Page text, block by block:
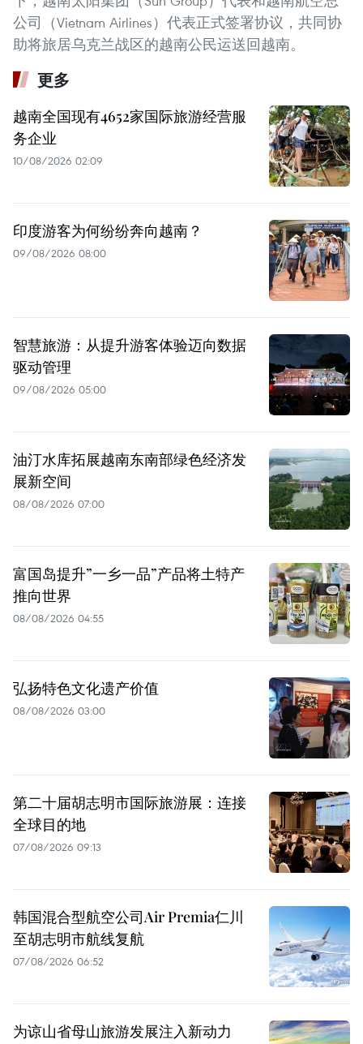
公司（Vietnam Airlines）代表正式签署协议，共同协
助将旅居乌克兰战区的越南公民运送回越南。
更多
越南全国现有4652家国际旅游经营服
务企业
10/08/2026 02:09
印度游客为何纷纷奔向越南？
09/08/2026 08:00
智慧旅游：从提升游客体验迈向数据
驱动管理
09/08/2026 05:00
油汀水库拓展越南东南部绿色经济发
展新空间
08/08/2026 07:00
富国岛提升”一乡一品”产品将土特产
推向世界
08/08/2026 04:55
弘扬特色文化遗产价值
08/08/2026 03:00
第二十届胡志明市国际旅游展：连接
全球目的地
07/08/2026 09:13
韩国混合型航空公司Air Premia仁川
至胡志明市航线复航
07/08/2026 06:52
为谅山省母山旅游发展注入新动力